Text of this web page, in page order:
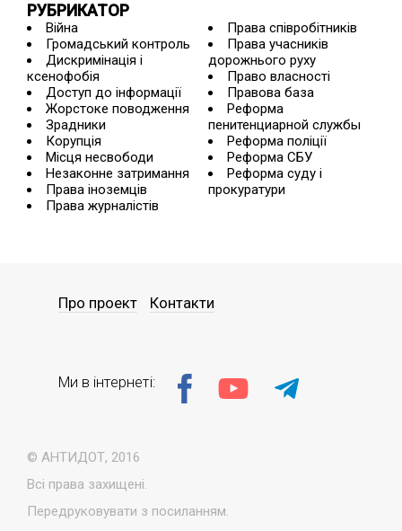
РУБРИКАТОР
Війна
Громадський контроль
Дискримінація і
ксенофобія
Доступ до інформації
Жорстоке поводження
Зрадники
Корупція
Місця несвободи
Незаконне затримання
Права іноземців
Права журналістів
Права співробітників
Права учасників
дорожнього руху
Право власності
Правова база
Реформа
пенитенциарной службы
Реформа поліції
Реформа СБУ
Реформа суду і
прокуратури
© АНТИДОТ, 2016
Всі права захищені.
Передруковувати з посиланням.
Про проект Контакти
Ми в інтернеті: